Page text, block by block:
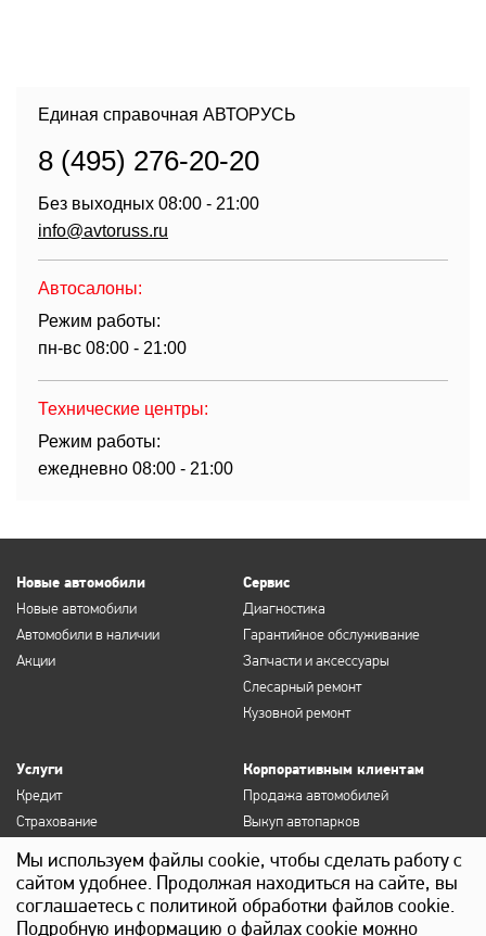
Единая справочная АВТОРУСЬ
8 (495) 276-20-20
Без выходных 08:00 - 21:00
info@avtoruss.ru
Автосалоны:
Режим работы:
пн-вс 08:00 - 21:00
Технические центры:
Режим работы:
ежедневно 08:00 - 21:00
Новые автомобили
Новые автомобили
Автомобили в наличии
Акции
Сервис
Диагностика
Гарантийное обслуживание
Запчасти и аксессуары
Слесарный ремонт
Кузовной ремонт
Услуги
Кредит
Страхование
Продление полисов ОСАГО и
КАСКО
Выкуп
Детейлинг
Корпоративным клиентам
Продажа автомобилей
Выкуп автопарков
Сервисное обслуживание
Лизинг
Мы используем файлы cookie, чтобы сделать работу с
сайтом удобнее. Продолжая находиться на сайте, вы
соглашаетесь с политикой обработки файлов cookie.
Подробную информацию о файлах cookie можно